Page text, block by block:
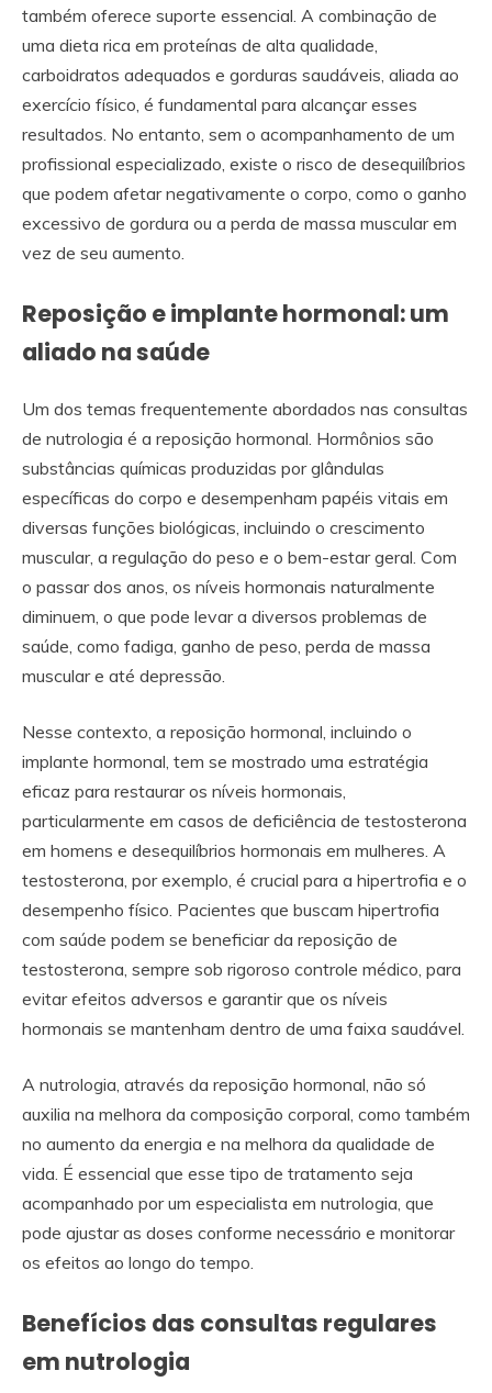
também oferece suporte essencial. A combinação de
uma dieta rica em proteínas de alta qualidade,
carboidratos adequados e gorduras saudáveis, aliada ao
exercício físico, é fundamental para alcançar esses
resultados. No entanto, sem o acompanhamento de um
profissional especializado, existe o risco de desequilíbrios
que podem afetar negativamente o corpo, como o ganho
excessivo de gordura ou a perda de massa muscular em
vez de seu aumento.
Reposição e implante hormonal: um
aliado na saúde
Um dos temas frequentemente abordados nas consultas
de nutrologia é a reposição hormonal. Hormônios são
substâncias químicas produzidas por glândulas
específicas do corpo e desempenham papéis vitais em
diversas funções biológicas, incluindo o crescimento
muscular, a regulação do peso e o bem-estar geral. Com
o passar dos anos, os níveis hormonais naturalmente
diminuem, o que pode levar a diversos problemas de
saúde, como fadiga, ganho de peso, perda de massa
muscular e até depressão.
Nesse contexto, a reposição hormonal, incluindo o
implante hormonal, tem se mostrado uma estratégia
eficaz para restaurar os níveis hormonais,
particularmente em casos de deficiência de testosterona
em homens e desequilíbrios hormonais em mulheres. A
testosterona, por exemplo, é crucial para a hipertrofia e o
desempenho físico. Pacientes que buscam hipertrofia
com saúde podem se beneficiar da reposição de
testosterona, sempre sob rigoroso controle médico, para
evitar efeitos adversos e garantir que os níveis
hormonais se mantenham dentro de uma faixa saudável.
A nutrologia, através da reposição hormonal, não só
auxilia na melhora da composição corporal, como também
no aumento da energia e na melhora da qualidade de
vida. É essencial que esse tipo de tratamento seja
acompanhado por um especialista em nutrologia, que
pode ajustar as doses conforme necessário e monitorar
os efeitos ao longo do tempo.
Benefícios das consultas regulares
em nutrologia